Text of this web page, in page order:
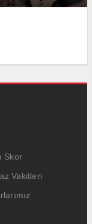
Skor
Vakitleri